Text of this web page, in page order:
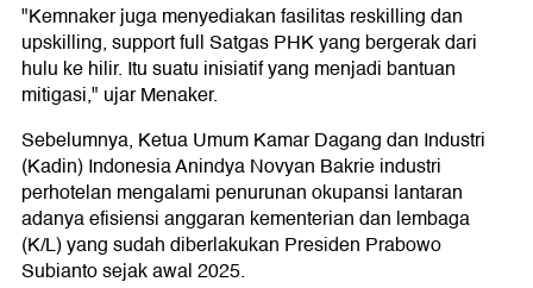
"Kemnaker juga menyediakan fasilitas reskilling dan
upskilling, support full Satgas PHK yang bergerak dari
hulu ke hilir. Itu suatu inisiatif yang menjadi bantuan
mitigasi," ujar Menaker.
Sebelumnya, Ketua Umum Kamar Dagang dan Industri
(Kadin) Indonesia Anindya Novyan Bakrie industri
perhotelan mengalami penurunan okupansi lantaran
adanya efisiensi anggaran kementerian dan lembaga
(K/L) yang sudah diberlakukan Presiden Prabowo
Subianto sejak awal 2025.